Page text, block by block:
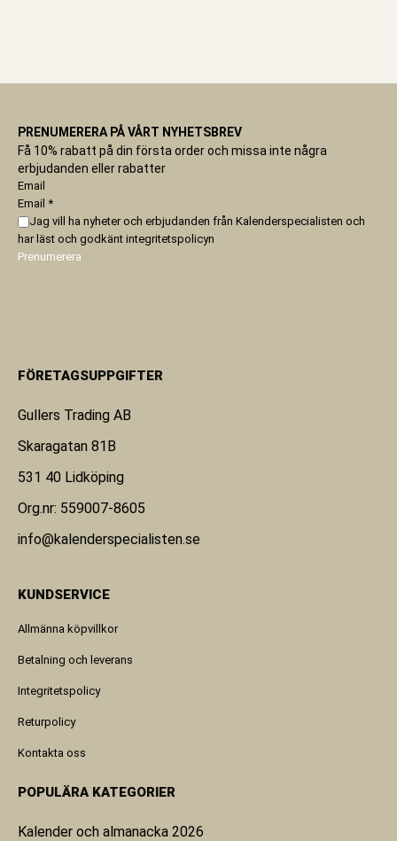
PRENUMERERA PÅ VÅRT NYHETSBREV
Få 10% rabatt på din första order och missa inte några
erbjudanden eller rabatter
Email
Email *
Jag vill ha nyheter och erbjudanden från Kalenderspecialisten och
har läst och godkänt integritetspolicyn
Prenumerera
FÖRETAGSUPPGIFTER
Gullers Trading AB
Skaragatan 81B
531 40 Lidköping
Org.nr: 559007-8605
info@kalenderspecialisten.se
KUNDSERVICE
Allmänna köpvillkor
Betalning och leverans
Integritetspolicy
Returpolicy
Kontakta oss
POPULÄRA KATEGORIER
Kalender och almanacka 2026